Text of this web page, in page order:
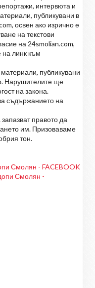
интервюта и
публикувани в
освен ако изрично е
на текстови
на 24smolian.com,
на линк към
публикувани
Нарушителите ще
на закона.
съдържанието на
правото да
им. Призоваваме
тон.
Смолян - FACEBOOK
Смолян -